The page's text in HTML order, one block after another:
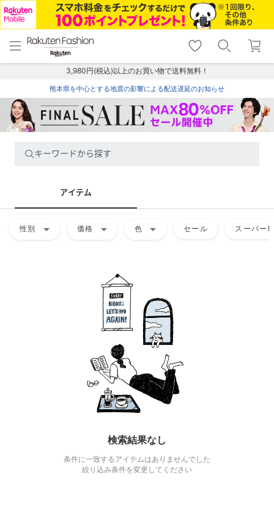
menu home
トップ
shopping_cart lock_outline
ログイン
3,980円(税込)以上のお買い物で送料無料！
熊本県を中心とする地震の影響による配送遅延のお知らせ
キーワードから探す
アイテム
性別 arrow_drop_down 価格 arrow_drop_down 色 arrow_drop_down セール スーパー
検索結果なし
条件に一致するアイテムはありませんでした
絞り込み条件を変更してください